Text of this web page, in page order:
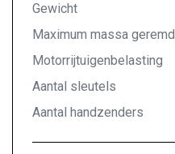
Gewicht
Maximum massa geremd
Motorrijtuigenbelasting
Aantal sleutels
Aantal handzenders